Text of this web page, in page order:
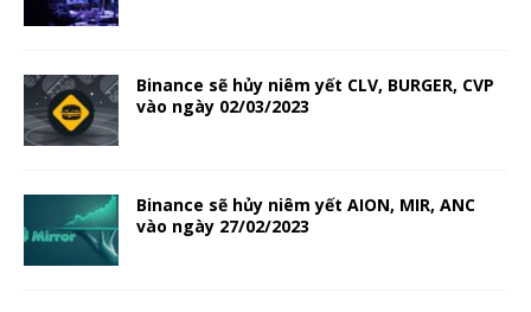
Binance sẽ hủy niêm yết CLV, BURGER, CVP
vào ngày 02/03/2023
Binance sẽ hủy niêm yết AION, MIR, ANC
vào ngày 27/02/2023